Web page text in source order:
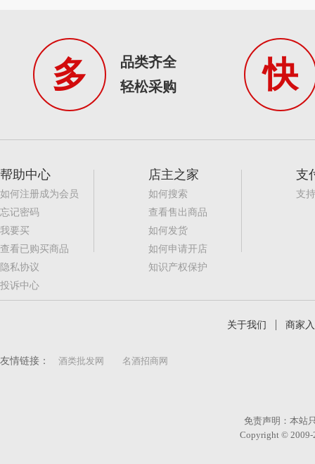
多
品类齐全
轻松采购
快
帮助中心
如何注册成为会员
忘记密码
我要买
查看已购买商品
隐私协议
投诉中心
店主之家
如何搜索
查看售出商品
如何发货
如何申请开店
知识产权保护
支
支
关于我们 商家
友情链接： 酒类批发网 名酒招商网
免责声明：本站
Copyright ©